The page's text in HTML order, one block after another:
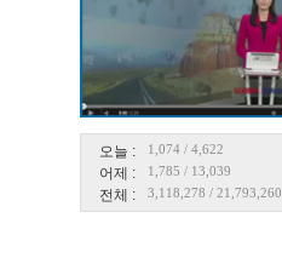
오늘 : 1,074 / 4,622
어제 : 1,785 / 13,039
전체 : 3,118,278 / 21,793,260